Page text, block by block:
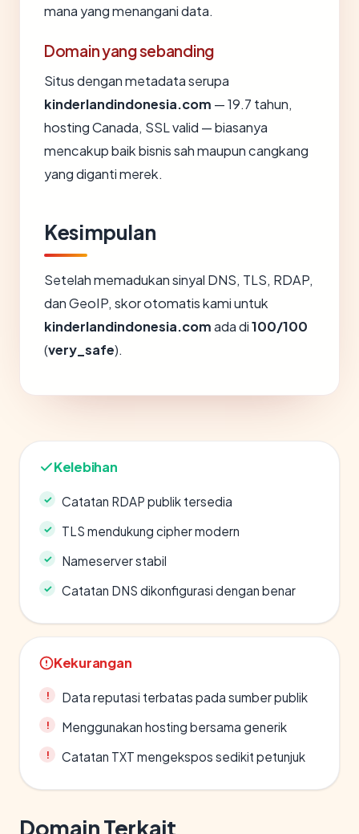
mana yang menangani data.
Domain yang sebanding
Situs dengan metadata serupa
kinderlandindonesia.com — 19.7 tahun,
hosting Canada, SSL valid — biasanya
mencakup baik bisnis sah maupun cangkang
yang diganti merek.
Kesimpulan
Setelah memadukan sinyal DNS, TLS, RDAP,
dan GeoIP, skor otomatis kami untuk
kinderlandindonesia.comada di100/100
(very_safe).
Kelebihan
Catatan RDAP publik tersedia
TLS mendukung cipher modern
Nameserver stabil
Catatan DNS dikonfigurasi dengan benar
Kekurangan
Data reputasi terbatas pada sumber publik
Menggunakan hosting bersama generik
Catatan TXT mengekspos sedikit petunjuk
Domain Terkait